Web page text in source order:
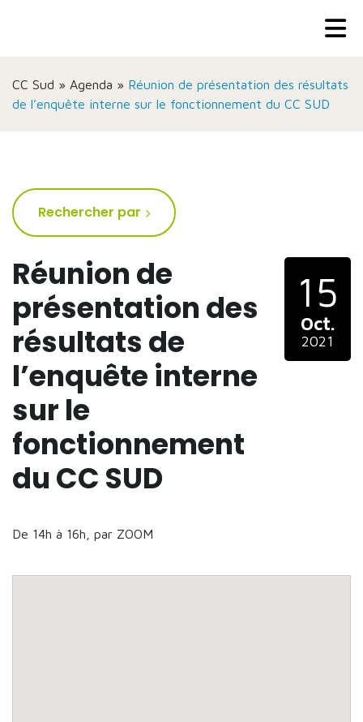
CC Sud » Agenda » Réunion de présentation des résultats
de l’enquête interne sur le fonctionnement du CC SUD
Réunion de
présentation des
résultats de
l’enquête interne
sur le
fonctionnement
du CC SUD
De 14h à 16h, par ZOOM
15
Oct.
2021
Rechercher par